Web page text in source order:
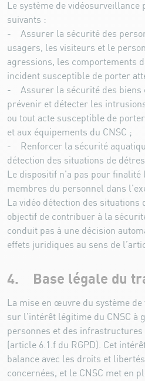
Le système de
suivants :
- Assurer la sécurité des
usagers, les visiteurs et le
agressions, les comportements
incident susceptible de porter
- Assurer la sécurité des biens
prévenir et détecter les
ou tout acte susceptible de
et aux équipements du CNSC ;
- Renforcer la sécurité
détection des situations de
Le dispositif n’a pas pour
membres du personnel dans
La vidéo détection des situations
objectif de contribuer à la
conduit pas à une décision
effets juridiques au sens de
4. Base légale du
La mise en œuvre du système
sur l’intérêt légitime du CNSC à
personnes et des
(article 6.1.f du RGPD). Cet
balance avec les droits et
concernées, et le CNSC met en